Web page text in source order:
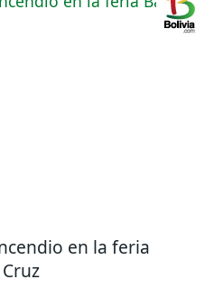
en la feria